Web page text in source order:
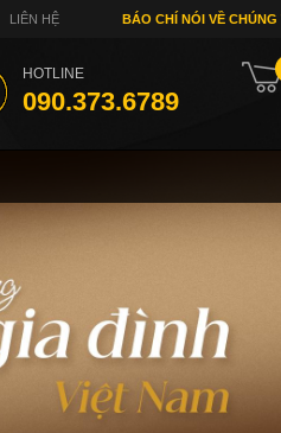
LIÊN HỆ BÁO CHÍ NÓI VỀ CHÚNG
HOTLINE
090.373.6789